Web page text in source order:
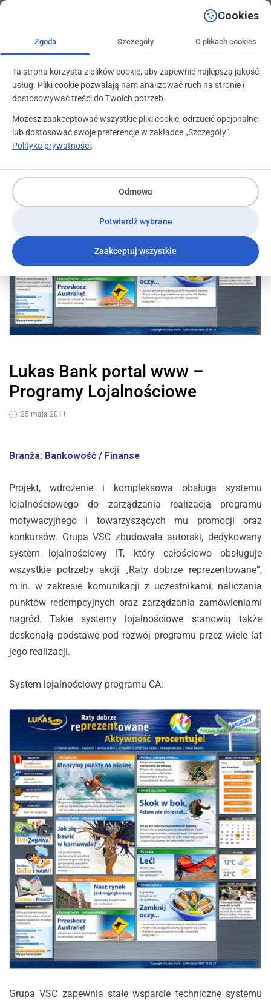
kontakt@programylojalnosciowe.pl
Lukas Bank portal www –
Programy Lojalnościowe
25 maja 2011
Branża: Bankowość / Finanse
Projekt, wdrożenie i kompleksowa obsługa systemu
lojalnościowego do zarządzania realizacją programu
motywacyjnego i towarzyszących mu promocji oraz
konkursów. Grupa VSC zbudowała autorski, dedykowany
system lojalnościowy IT, który całościowo obsługuje
wszystkie potrzeby akcji „Raty dobrze reprezentowane”,
m.in. w zakresie komunikacji z uczestnikami, naliczania
punktów redempcyjnych oraz zarządzania zamówieniami
nagród. Takie systemy lojalnościowe stanowią także
doskonałą podstawę pod rozwój programu przez wiele lat
jego realizacji.
System lojalnościowy programu CA:
Grupa VSC zapewnia stałe wsparcie techniczne systemu
Cookies
Zgoda Szczegóły O plikach cookies
Ta strona korzysta z plików cookie, aby zapewnić najlepszą jakość
usług. Pliki cookie pozwalają nam analizować ruch na stronie i
dostosowywać treści do Twoich potrzeb.
Możesz zaakceptować wszystkie pliki cookie, odrzucić opcjonalne
lub dostosować swoje preferencje w zakładce „Szczegóły".
Polityka prywatności.
Odmowa
Potwierdź wybrane
Zaakceptuj wszystkie